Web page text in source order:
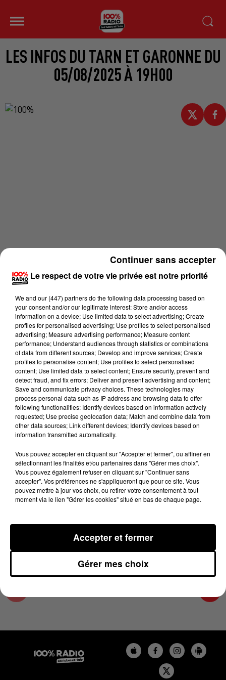
LES INFOS DU TARN ET GARONNE DU
05/08/2025 À 19H00
Lecture (3 min 57 sec)
100%
100% Radio les infos du Tarn et Garonne
5 août 2025 - 3 min 57 sec
LES INFOS DU TARN ET GARONNE DU
05/08/2025 À 19H00
Podcasts infos du Tarn et Garonne
Le respect de votre vie privée est notre priorité
We and our (447) partnersdo the following data processing based on
your consent and/or our legitimate interest: Store and/or access
information on a device; Use limited data to select advertising; Create
profiles for personalised advertising; Use profiles to select personalised
advertising; Measure advertising performance; Measure content
performance; Understand audiences through statistics or combinations
of data from different sources; Develop and improve services; Create
profiles to personalise content; Use profiles to select personalised
content; Use limited data to select content; Ensure security, prevent and
detect fraud, and fix errors; Deliver and present advertising and content;
Save and communicate privacy choices. These technologies may
process personal data such as IP address and browsing data to offer
following functionalities: Identify devices based on information actively
requested; Use precise geolocation data; Match and combine data from
other data sources; Link different devices; Identify devices based on
information transmitted automatically.
Vous pouvez accepter en cliquant sur "Accepter et fermer", ou affiner en
sélectionnant les finalités et/ou partenaires dans "Gérer mes choix".
Vous pouvez également refuser en cliquant sur "Continuer sans
accepter". Vos préférences ne s'appliqueront que pour ce site. Vous
pouvez mettre à jour vos choix, ou retirer votre consentement à tout
moment via le lien "Gérer les cookies" situé en bas de chaque page.
Gérer mes choix
Accepter et fermer
Continuer sans accepter